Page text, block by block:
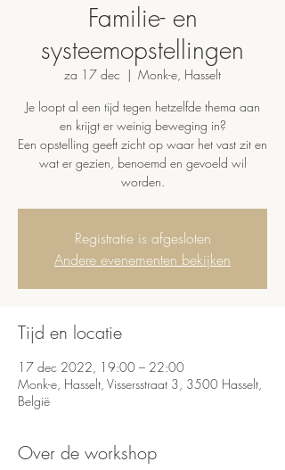
Familie- en
systeemopstellingen
za 17 dec
  |
Monk-e, Hasselt
Je loopt al een tijd tegen hetzelfde thema aan
en krijgt er weinig beweging in?
Een opstelling geeft zicht op waar het vast zit en
wat er gezien, benoemd en gevoeld wil
worden.
Registratie is afgesloten
Andere evenementen bekijken
Tijd en locatie
17 dec 2022, 19:00 – 22:00
Monk-e, Hasselt, Vissersstraat 3, 3500 Hasselt,
België
Over de workshop